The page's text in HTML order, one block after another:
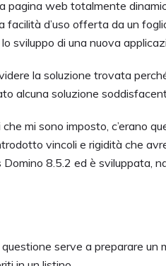
pagina web totalmente
facilità d’uso offerta da un
sviluppo di una nuova
la soluzione trovata
alcuna soluzione
che mi sono imposto, c’erano
vincoli e rigidità che
8.5.2 ed è sviluppata,
serve a preparare un